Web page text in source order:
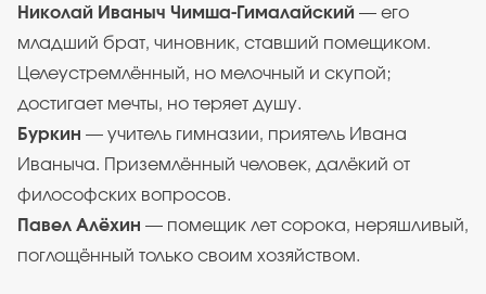
Николай Иваныч Чимша-Гималайский — его
младший брат, чиновник, ставший помещиком.
Целеустремлённый, но мелочный и скупой;
достигает мечты, но теряет душу.
Буркин — учитель гимназии, приятель Ивана
Иваныча. Приземлённый человек, далёкий от
философских вопросов.
Павел Алёхин — помещик лет сорока, неряшливый,
поглощённый только своим хозяйством.